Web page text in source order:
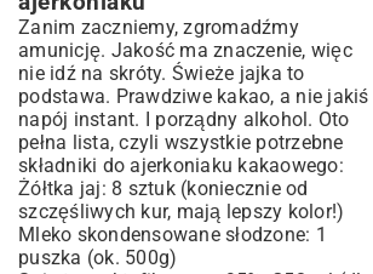
Zanim zaczniemy, zgromadźmy
amunicję. Jakość ma znaczenie, więc
nie idź na skróty. Świeże jajka to
podstawa. Prawdziwe kakao, a nie jakiś
napój instant. I porządny alkohol. Oto
pełna lista, czyli wszystkie potrzebne
składniki do ajerkoniaku kakaowego:
Żółtka jaj: 8 sztuk (koniecznie od
szczęśliwych kur, mają lepszy kolor!)
Mleko skondensowane słodzone: 1
puszka (ok. 500g)